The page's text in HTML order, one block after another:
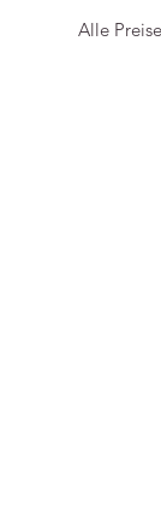
und
Alle